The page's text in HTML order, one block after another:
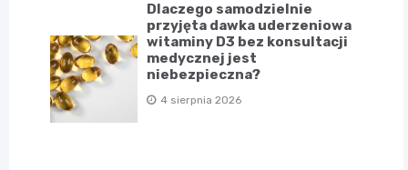
Dlaczego samodzielnie
przyjęta dawka uderzeniowa
witaminy D3 bez konsultacji
medycznej jest
niebezpieczna?
4 sierpnia 2026